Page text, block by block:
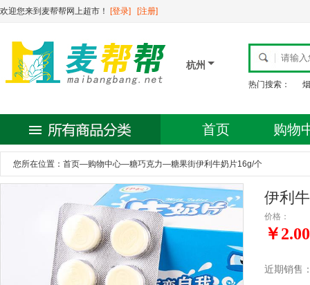
欢迎您来到麦帮帮网上超市！ [登录] [注册]
杭州
热门搜索： 烟
首页 购物
您所在位置： 首页—购物中心—糖巧克力—糖果街伊利牛奶片16g/个
伊利
价格：
￥2.00
近期销售